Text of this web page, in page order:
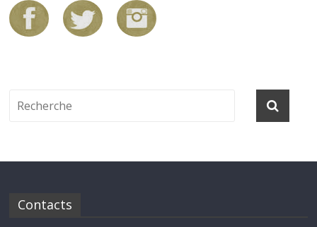
Contacts